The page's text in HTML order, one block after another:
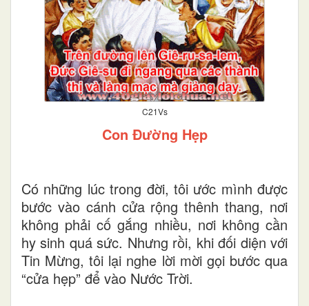
C21Vs
Con Đường Hẹp
Có những lúc trong đời, tôi ước mình được
bước vào cánh cửa rộng thênh thang, nơi
không phải cố gắng nhiều, nơi không cần
hy sinh quá sức. Nhưng rồi, khi đối diện với
Tin Mừng, tôi lại nghe lời mời gọi bước qua
“cửa hẹp” để vào Nước Trời.